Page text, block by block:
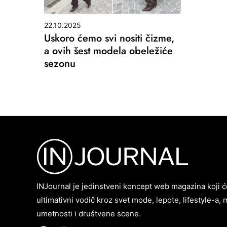
22.10.2025
Uskoro ćemo svi nositi čizme,
a ovih šest modela obeležiće
sezonu
INJournal je jedinstveni koncept web magazina koji
ultimativni vodič kroz svet mode, lepote, lifestyle-a,
umetnosti i društvene scene.